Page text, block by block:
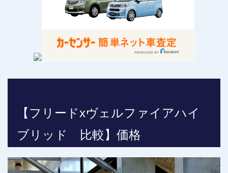
【フリードxヴェルファイアハイ
ブリッド 比較】価格